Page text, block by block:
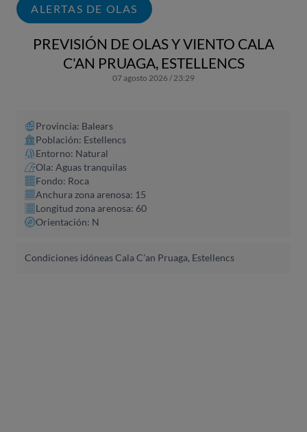
ALERTAS DE OLAS
PREVISIÓN DE OLAS Y VIENTO CALA
C'AN PRUAGA, ESTELLENCS
07 agosto 2026 / 23:29
Provincia: Balears
Población: Estellencs
Entorno: Natural
Ola: Aguas tranquilas
Fondo: Roca
Anchura zona arenosa: 15
Longitud zona arenosa: 60
Orientación: N
Condiciones idóneas Cala C'an Pruaga, Estellencs